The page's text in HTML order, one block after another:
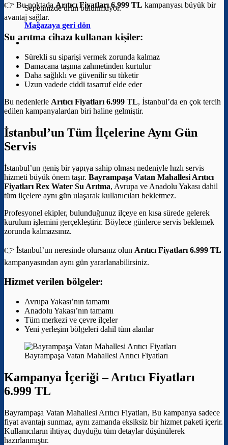
Sepetinizde ürün bulunmuyor.
Mağazaya geri dön
👉 Bu noktadaArıtıcı Fiyatları 6.999 TL kampanyası büyük bir
avantaj sağlar.
Su arıtma cihazı kullanan kişiler:
Sürekli su siparişi vermek zorunda kalmaz
Damacana taşıma zahmetinden kurtulur
Daha sağlıklı ve güvenilir su tüketir
Uzun vadede ciddi tasarruf elde eder
Bu nedenlerle Arıtıcı Fiyatları 6.999 TL, İstanbul’da en çok tercih
edilen kampanyalardan biri haline gelmiştir.
İstanbul’un Tüm İlçelerine Aynı Gün
Servis
İstanbul’un geniş bir yapıya sahip olması nedeniyle hızlı servis
hizmeti büyük önem taşır. Bayrampaşa Vatan Mahallesi Arıtıcı
Fiyatları Rex Water Su Arıtma, Avrupa ve Anadolu Yakası dahil
tüm ilçelere aynı gün ulaşarak kullanıcıları bekletmez.
Profesyonel ekipler, bulunduğunuz ilçeye en kısa sürede gelerek
kurulum işlemini gerçekleştirir. Böylece günlerce servis beklemek
zorunda kalmazsınız.
👉 İstanbul’un neresinde olursanız olun Arıtıcı Fiyatları 6.999 TL
kampanyasından aynı gün yararlanabilirsiniz.
Hizmet verilen bölgeler:
Avrupa Yakası’nın tamamı
Anadolu Yakası’nın tamamı
Tüm merkezi ve çevre ilçeler
Yeni yerleşim bölgeleri dahil tüm alanlar
Bayrampaşa Vatan Mahallesi Arıtıcı Fiyatları
Kampanya İçeriği –Arıtıcı Fiyatları
6.999 TL
Bayrampaşa Vatan Mahallesi Arıtıcı Fiyatları, Bu kampanya sadece
fiyat avantajı sunmaz, aynı zamanda eksiksiz bir hizmet paketi içerir.
Kullanıcıların ihtiyaç duyduğu tüm detaylar düşünülerek
hazırlanmıştır.